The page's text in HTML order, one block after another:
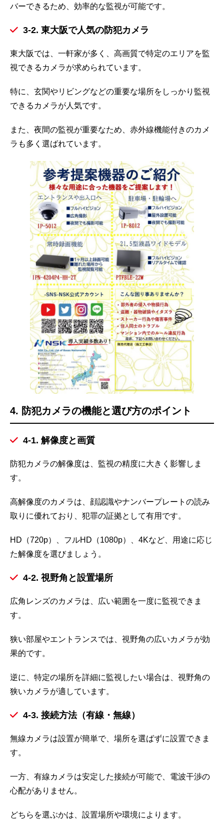
バーできるため、効率的な監視が可能です。
3-2. 東大阪で人気の防犯カメラ
東大阪では、一軒家が多く、高画質で特定のエリアを監
視できるカメラが求められています。
特に、玄関やリビングなどの重要な場所をしっかり監視
できるカメラが人気です。
また、夜間の監視が重要なため、赤外線機能付きのカメ
ラも多く選ばれています。
4. 防犯カメラの機能と選び方のポイント
4-1. 解像度と画質
防犯カメラの解像度は、監視の精度に大きく影響しま
す。
高解像度のカメラは、顔認識やナンバープレートの読み
取りに優れており、犯罪の証拠として有用です。
HD（720p）、フルHD（1080p）、4Kなど、用途に応じ
た解像度を選びましょう。
4-2. 視野角と設置場所
広角レンズのカメラは、広い範囲を一度に監視できま
す。
狭い部屋やエントランスでは、視野角の広いカメラが効
果的です。
逆に、特定の場所を詳細に監視したい場合は、視野角の
狭いカメラが適しています。
4-3. 接続方法（有線・無線）
無線カメラは設置が簡単で、場所を選ばずに設置できま
す。
一方、有線カメラは安定した接続が可能で、電波干渉の
心配がありません。
どちらを選ぶかは、設置場所や環境によります。